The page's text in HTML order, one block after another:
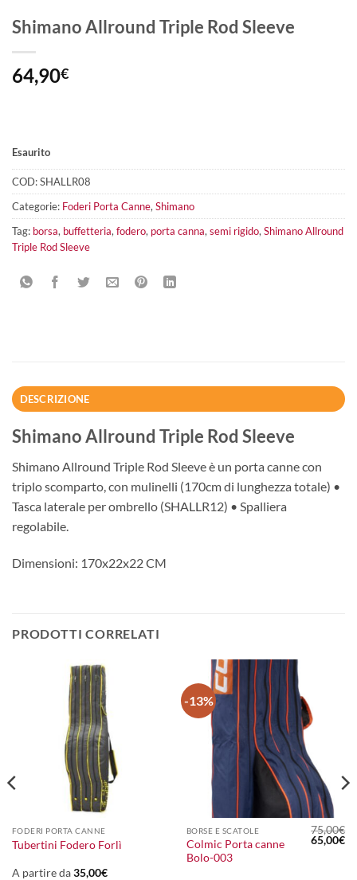
Shimano Allround Triple Rod Sleeve
64,90€
Esaurito
COD:SHALLR08
Categorie: Foderi Porta Canne, Shimano
Tag: borsa, buffetteria, fodero, porta canna, semi rigido, Shimano Allround
Triple Rod Sleeve
DESCRIZIONE
Shimano Allround Triple Rod Sleeve
Shimano Allround Triple Rod Sleeve è un porta canne con
triplo scomparto, con mulinelli (170cm di lunghezza totale) •
Tasca laterale per ombrello (SHALLR12) • Spalliera
regolabile.
Dimensioni: 170x22x22 CM
PRODOTTI CORRELATI
FODERI PORTA CANNE
Tubertini Fodero Forlì
A partire da35,00€
-13%
BORSE E SCATOLE
Colmic Porta canne
Bolo-003
75,00€
Il
prezzo
65,00€Il